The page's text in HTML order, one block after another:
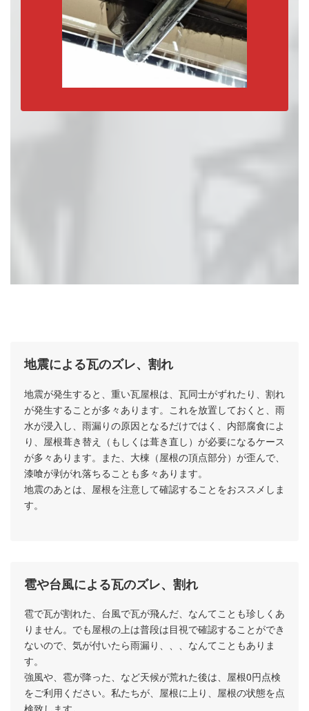
瓦屋根のメンテナンスが必要なケース
地震による瓦のズレ、割れ
地震が発生すると、重い瓦屋根は、瓦同士がずれたり、割れ
が発生することが多々あります。これを放置しておくと、雨
水が浸入し、雨漏りの原因となるだけではく、内部腐食によ
り、屋根葺き替え（もしくは葺き直し）が必要になるケース
が多々あります。また、大棟（屋根の頂点部分）が歪んで、
漆喰が剥がれ落ちることも多々あります。
地震のあとは、屋根を注意して確認することをおススメしま
す。
雹や台風による瓦のズレ、割れ
雹で瓦が割れた、台風で瓦が飛んだ、なんてことも珍しくあ
りません。でも屋根の上は普段は目視で確認することができ
ないので、気が付いたら雨漏り、、、なんてこともありま
す。
強風や、雹が降った、など天候が荒れた後は、屋根0円点検
をご利用ください。私たちが、屋根に上り、屋根の状態を点
検致します。